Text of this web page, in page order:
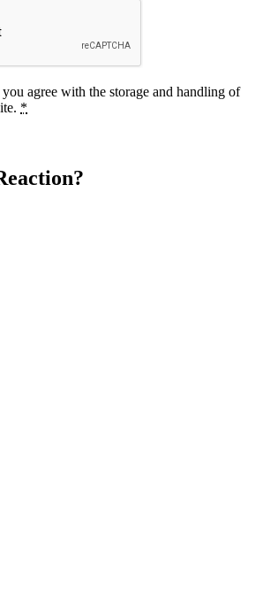
agree with the storage and handling of
*